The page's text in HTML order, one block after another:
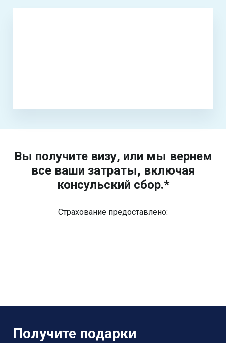
Вы получите визу, или мы вернем
все ваши затраты, включая
консульский сбор.*
Страхование предоставлено:
Получите подарки